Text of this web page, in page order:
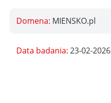
Domena: MIENSKO.pl
Data badania: 23-02-2026